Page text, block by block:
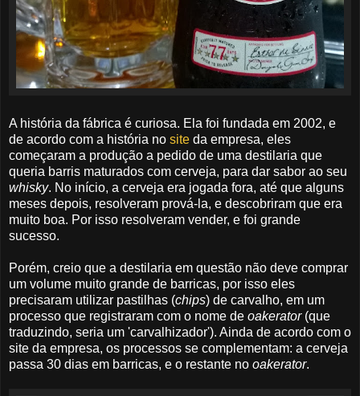
A história da fábrica é curiosa. Ela foi fundada em 2002, e
de acordo com a história no site da empresa, eles
começaram a produção a pedido de uma destilaria que
queria barris maturados com cerveja, para dar sabor ao seu
whisky. No início, a cerveja era jogada fora, até que alguns
meses depois, resolveram prová-la, e descobriram que era
muito boa. Por isso resolveram vender, e foi grande
sucesso.
Porém, creio que a destilaria em questão não deve comprar
um volume muito grande de barricas, por isso eles
precisaram utilizar pastilhas (chips) de carvalho, em um
processo que registraram com o nome de oakerator(que
traduzindo, seria um 'carvalhizador'). Ainda de acordo com o
site da empresa, os processos se complementam: a cerveja
passa 30 dias em barricas, e o restante no oakerator.